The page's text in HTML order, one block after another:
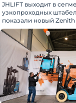
JHLIFT выходит в
узкопроходных
показали новый Zenith